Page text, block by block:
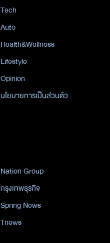
Tech
Auto
Health&Wellness
Lifestyle
Opinion
นโยบายการเป็นส่วนตัว
Nation Group
กรุงเทพธุรกิจ
Spring News
Tnews